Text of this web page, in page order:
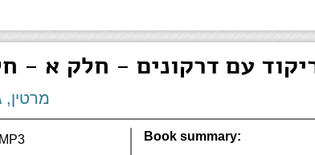
עם דרקונים - חלק א -
מרטין,
Book summary: